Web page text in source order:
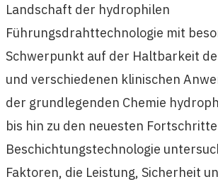
Landschaft der hydrophilen
Führungsdrahttechnologie mit
Schwerpunkt auf der Haltbarkeit
und verschiedenen klinischen
der grundlegenden Chemie
bis hin zu den neuesten
Beschichtungstechnologie
Faktoren, die Leistung, Sicherheit